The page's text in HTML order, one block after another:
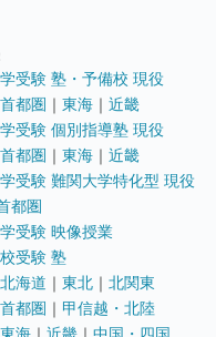
受験 塾・予備校 現役
首都圏 ｜ 東海 ｜ 近畿
受験 個別指導塾 現役
首都圏 ｜ 東海 ｜ 近畿
受験 難関大学特化型 現役
都圏
受験 映像授業
受験 塾
北海道 ｜ 東北 ｜ 北関東
首都圏 ｜ 甲信越・北陸